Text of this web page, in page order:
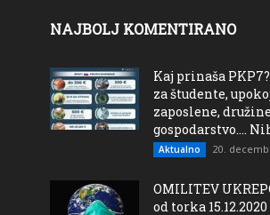
NAJBOLJ KOMENTIRANO
Kaj prinaša
za študente,
zaposlene,
gospodarstvo….
Aktualno 20.
OMILITEV
od torka